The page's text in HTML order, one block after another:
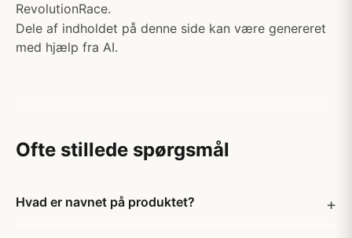
RevolutionRace.
Dele af indholdet på denne side kan være genereret
med hjælp fra AI.
Ofte stillede spørgsmål
Hvad er navnet på produktet?